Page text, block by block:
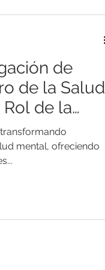
de
de la Salud
de la
mental, ofreciendo